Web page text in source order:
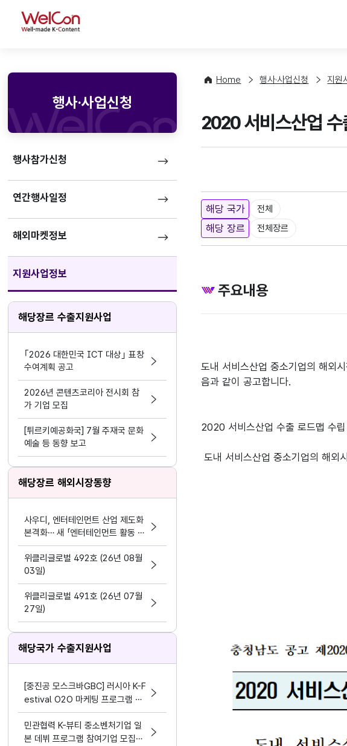
WelCon
행사·사업신청
행사참가신청
연간행사일정
해외마켓정보
지원사업정보
해당장르 수출지원사업
｢2026 대한민국 ICT 대상｣ 표창
수여계획 공고
2026년 콘텐츠코리아 전시회 참
가 기업 모집
[튀르키예공화국] 7월 주재국 문화
예술 등 동향 보고
해당장르 해외시장동향
사우디, 엔터테인먼트 산업 제도화
본격화… 새 「엔터테인먼트 활동 및
지원 활동법」 제정
위클리글로벌 492호 (26년 08월
03일)
위클리글로벌 491호 (26년 07월
27일)
해당국가 수출지원사업
[중진공 모스크바GBC] 러시아 K-F
estival O2O 마케팅 프로그램 참
여기업 모집 공고(~8.19)
민관협력 K-뷰티 중소벤처기업 일
본 데뷔 프로그램 참여기업 모집공
Home 행사·사업신청 지원
2020 서비스산업
해당 국가 전체
해당 장르 전체장르
주요내용
도내 서비스산업 중소기업의 해외
음과 같이 공고합니다.
2020 서비스산업 수출 로드맵 수
도내 서비스산업 중소기업의 해외